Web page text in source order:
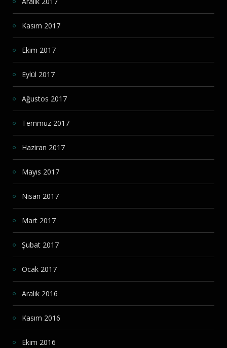
Kasım 2017
Ekim 2017
Eylül 2017
Ağustos 2017
Temmuz 2017
Haziran 2017
Mayıs 2017
Nisan 2017
Mart 2017
Şubat 2017
Ocak 2017
Aralık 2016
Kasım 2016
Ekim 2016